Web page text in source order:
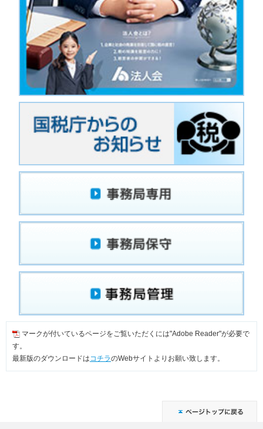
マークが付いているページをご覧いただくには"Adobe Reader"が必要で
す。
最新版のダウンロードはコチラのWebサイトよりお願い致します。